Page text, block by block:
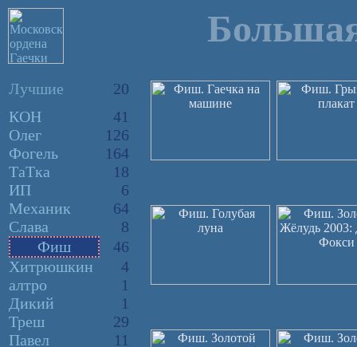
Лучшие
20
КОН
41
Олег
126
Фогель
164
ТаТка
18
ИП
6
Механик
64
Слава
8
Фиш
46
Хитрюшкин
4
алтро
1
Дикий
1
Треш
29
Павел
11